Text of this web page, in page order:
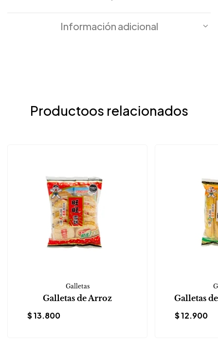
Información adicional
Productoos relacionados
Galletas
Galletas de Arroz
$13.800
Galletas
$12.900